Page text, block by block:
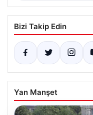
Bizi Takip Edin
Yan Manşet